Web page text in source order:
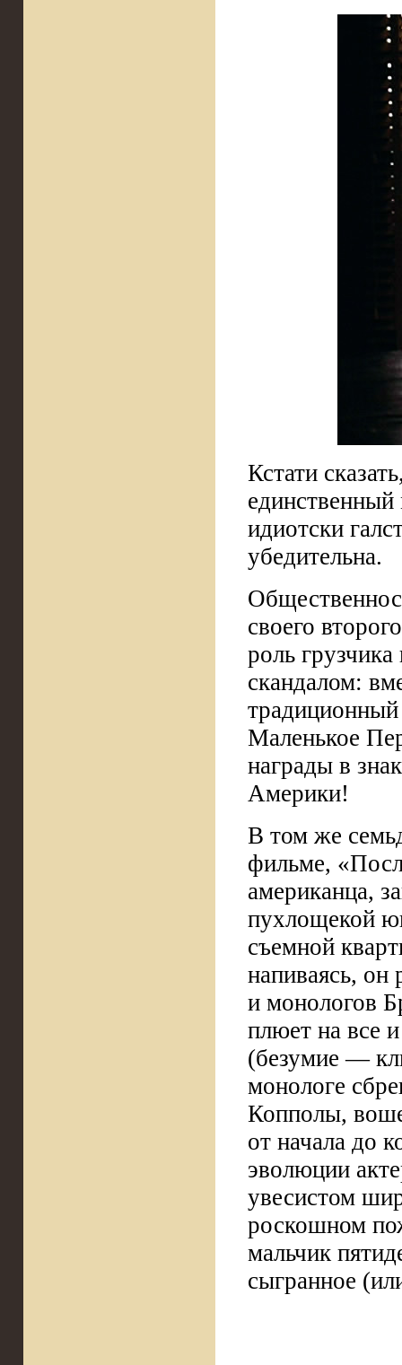
Кстати
идиотски
убедительна.
своего
роль
скандалом:
Маленькое
награды в
Америки!
В том же
фильме,
американца,
пухлощекой
съемной
напиваясь, он
и монологов
плюет на все
(безумие —
монологе
Копполы,
от начала до
эволюции
увесистом
роскошном
мальчик
сыгранное